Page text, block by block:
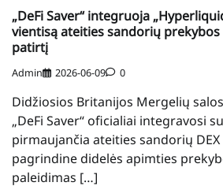
„DeFi Saver“ integruoja
vientisą ateities sandorių
patirtį
Admin 2026-06-09 0
Didžiosios Britanijos Mergelių
„DeFi Saver“ oficialiai integravosi
pirmaujančia ateities sandorių
pagrindine didelės apimties
paleidimas […]